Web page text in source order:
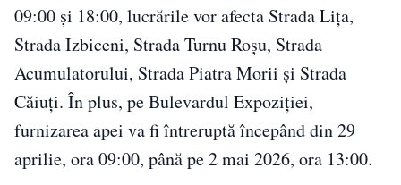
09:00 și 18:00, lucrările vor afecta Strada Lița,
Strada Izbiceni, Strada Turnu Roșu, Strada
Acumulatorului, Strada Piatra Morii și Strada
Căiuți. În plus, pe Bulevardul Expoziției,
furnizarea apei va fi întreruptă începând din 29
aprilie, ora 09:00, până pe 2 mai 2026, ora 13:00.